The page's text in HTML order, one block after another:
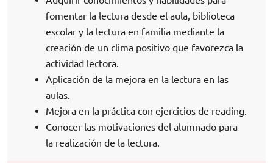
fomentar la lectura desde el aula, biblioteca
escolar y la lectura en familia mediante la
creación de un clima positivo que favorezca la
actividad lectora.
Aplicación de la mejora en la lectura en las
aulas.
Mejora en la práctica con ejercicios de reading.
Conocer las motivaciones del alumnado para
la realización de la lectura.